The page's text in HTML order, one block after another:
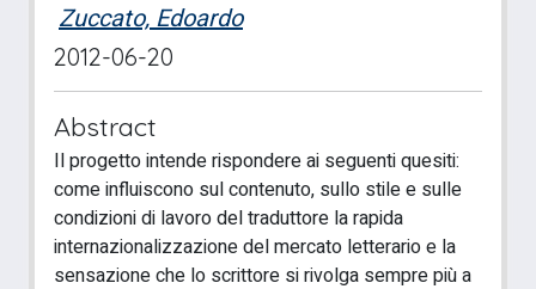
Zuccato, Edoardo
2012-06-20
Abstract
Il progetto intende rispondere ai seguenti quesiti:
come influiscono sul contenuto, sullo stile e sulle
condizioni di lavoro del traduttore la rapida
internazionalizzazione del mercato letterario e la
sensazione che lo scrittore si rivolga sempre più a